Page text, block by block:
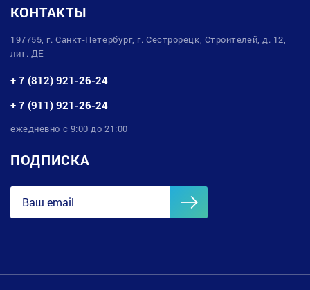
КОНТАКТЫ
197755, г. Санкт-Петербург, г. Сестрорецк, Строителей, д. 12,
лит. ДЕ
+ 7 (812) 921-26-24
+ 7 (911) 921-26-24
ежедневно с 9:00 до 21:00
ПОДПИСКА